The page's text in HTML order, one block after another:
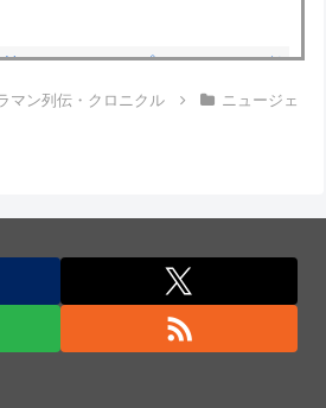
）ミニストップでトラックと衝
ノ∇`）
ルトローター攻撃ドローンの
える！
投下に関して「同情を得ようと
利用」と主張！
マン列伝・クロニクル
ニュージェ